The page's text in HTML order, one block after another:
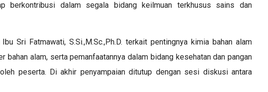
berkontribusi dalam segala bidang keilmuan terkhusus sains dan
Sri Fatmawati, S.Si.,M.Sc.,Ph.D. terkait pentingnya kimia bahan alam
bahan alam, serta pemanfaatannya dalam bidang kesehatan dan pangan
peserta. Di akhir penyampaian ditutup dengan sesi diskusi antara